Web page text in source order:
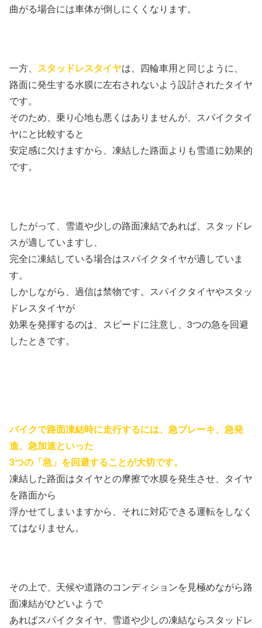
曲がる場合には車体が倒しにくくなります。
一方、 スタッドレスタイヤは、四輪車用と同じように、
路面に発生する水膜に左右されないよう設計されたタイヤ
です。
そのため、乗り心地も悪くはありませんが、スパイクタイ
ヤにと比較すると
安定感に欠けますから、凍結した路面よりも雪道に効果的
です。
したがって、雪道や少しの路面凍結であれば、スタッドレ
スが適していますし、
完全に凍結している場合はスパイクタイヤが適していま
す。
しかしながら、過信は禁物です。スパイクタイヤやスタッ
ドレスタイヤが
効果を発揮するのは、スピードに注意し、3つの急を回避
したときです。
バイクで路面凍結時に走行するには、急ブレーキ、急発
進、急加速といった
3つの「急」を回避することが大切です。
凍結した路面はタイヤとの摩擦で水膜を発生させ、タイヤ
を路面から
浮かせてしまいますから、それに対応できる運転をしなく
てはなりません。
その上で、天候や道路のコンディションを見極めながら路
面凍結がひどいようで
あればスパイクタイヤ、雪道や少しの凍結ならスタッドレ